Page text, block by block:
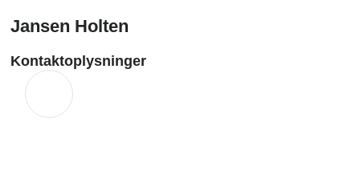
Jansen Holten
Kontaktoplysninger